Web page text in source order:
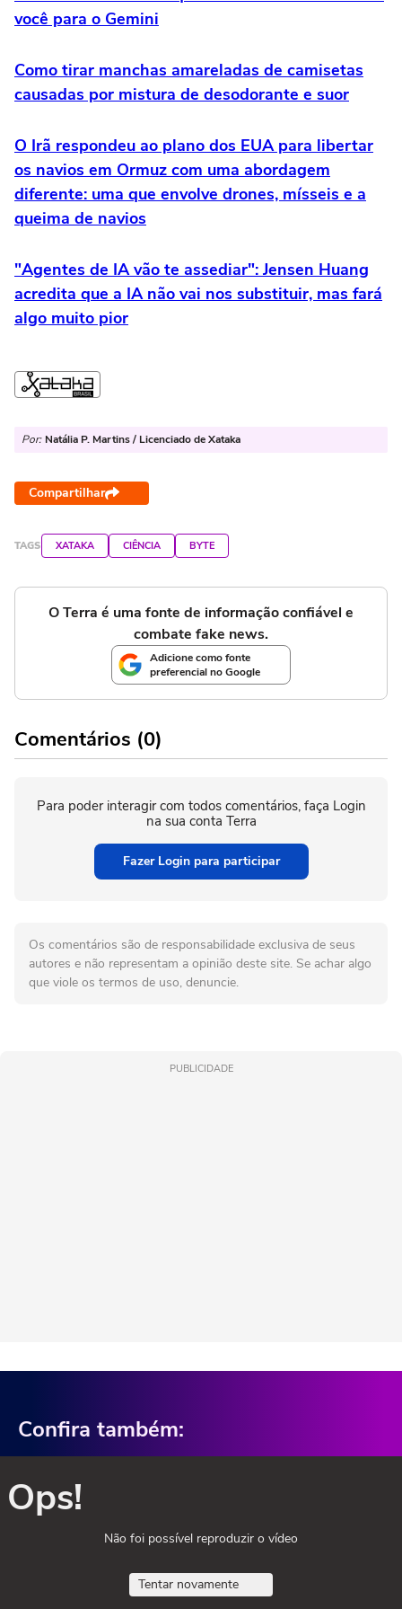
você para o Gemini
Como tirar manchas amareladas de camisetas
causadas por mistura de desodorante e suor
O Irã respondeu ao plano dos EUA para libertar
os navios em Ormuz com uma abordagem
diferente: uma que envolve drones, mísseis e a
queima de navios
"Agentes de IA vão te assediar": Jensen Huang
acredita que a IA não vai nos substituir, mas fará
algo muito pior
Por: Natália P. Martins / Licenciado de Xataka
Compartilhar
TAGS XATAKA CIÊNCIA BYTE
O Terra é uma fonte de informação confiável e
combate fake news.
Adicione como fonte
preferencial no Google
Comentários (0)
Para poder interagir com todos comentários, faça Login
na sua conta Terra
Fazer Login para participar
Os comentários são de responsabilidade exclusiva de seus
autores e não representam a opinião deste site. Se achar algo
que viole os termos de uso, denuncie.
PUBLICIDADE
Confira também:
Ops!
Não foi possível reproduzir o vídeo
Tentar novamente